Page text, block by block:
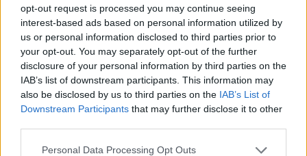
opt-out request is processed you may continue seeing
interest-based ads based on personal information utilized by
us or personal information disclosed to third parties prior to
your opt-out. You may separately opt-out of the further
disclosure of your personal information by third parties on the
IAB’s list of downstream participants. This information may
also be disclosed by us to third parties on the IAB’s List of
Downstream Participants that may further disclose it to other
Personal Data Processing Opt Outs
tenda e saj e sapondërtuar të shembej.
Ndërsa skandalet e mëparshme nuk kanë
arritur t’i qëndrojnë Vuçiqit, ky po. Perceptimi i
korrupsionit të supozuar është “një gjë që i
bashkon të gjithë njerëzit”, tha Stradner.
Prokurorët serbë deri më tani kanë paditur 13
persona për rolin e tyre në fatkeqësi, duke
përfshirë ish-ministrin për ndërtim, transport